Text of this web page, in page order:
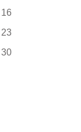
16
23
30